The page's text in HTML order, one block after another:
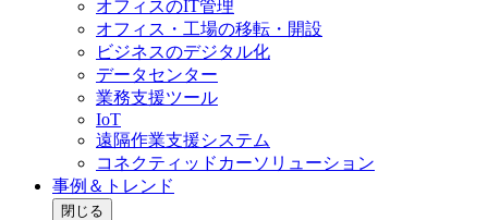
オフィスのIT管理
オフィス・工場の移転・開設
ビジネスのデジタル化
データセンター
業務支援ツール
IoT
遠隔作業支援システム
コネクティッドカーソリューション
事例＆トレンド
閉じる